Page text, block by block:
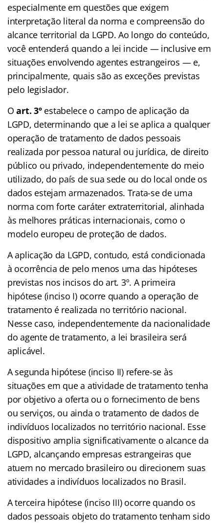
especialmente em questões que exigem
interpretação literal da norma e compreensão do
alcance territorial da LGPD. Ao longo do conteúdo,
você entenderá quando a lei incide — inclusive em
situações envolvendo agentes estrangeiros — e,
principalmente, quais são as exceções previstas
pelo legislador.
Oart. 3ºestabelece o campo de aplicação da
LGPD, determinando que a lei se aplica a qualquer
operação de tratamento de dados pessoais
realizada por pessoa natural ou jurídica, de direito
público ou privado, independentemente do meio
utilizado, do país de sua sede ou do local onde os
dados estejam armazenados. Trata-se de uma
norma com forte caráter extraterritorial, alinhada
às melhores práticas internacionais, como o
modelo europeu de proteção de dados.
A aplicação da LGPD, contudo, está condicionada
à ocorrência de pelo menos uma das hipóteses
previstas nos incisos do art. 3º. A primeira
hipótese (inciso I) ocorre quando a operação de
tratamento é realizada no território nacional.
Nesse caso, independentemente da nacionalidade
do agente de tratamento, a lei brasileira será
aplicável.
A segunda hipótese (inciso II) refere-se às
situações em que a atividade de tratamento tenha
por objetivo a oferta ou o fornecimento de bens
ou serviços, ou ainda o tratamento de dados de
indivíduos localizados no território nacional. Esse
dispositivo amplia significativamente o alcance da
LGPD, alcançando empresas estrangeiras que
atuem no mercado brasileiro ou direcionem suas
atividades a indivíduos localizados no Brasil.
A terceira hipótese (inciso III) ocorre quando os
dados pessoais objeto do tratamento tenham sido